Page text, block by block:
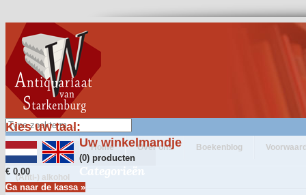
Kies uw taal:
Uw winkelmandje
(0) producten
€ 0,00
Ga naar de kassa »
Home Over ons Boekenblog
Categorieën
(Anti-) alkohol